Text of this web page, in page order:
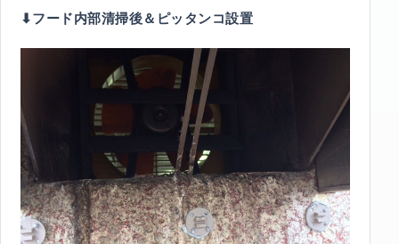
⬇︎フード内部清掃後＆ピッタンコ設置